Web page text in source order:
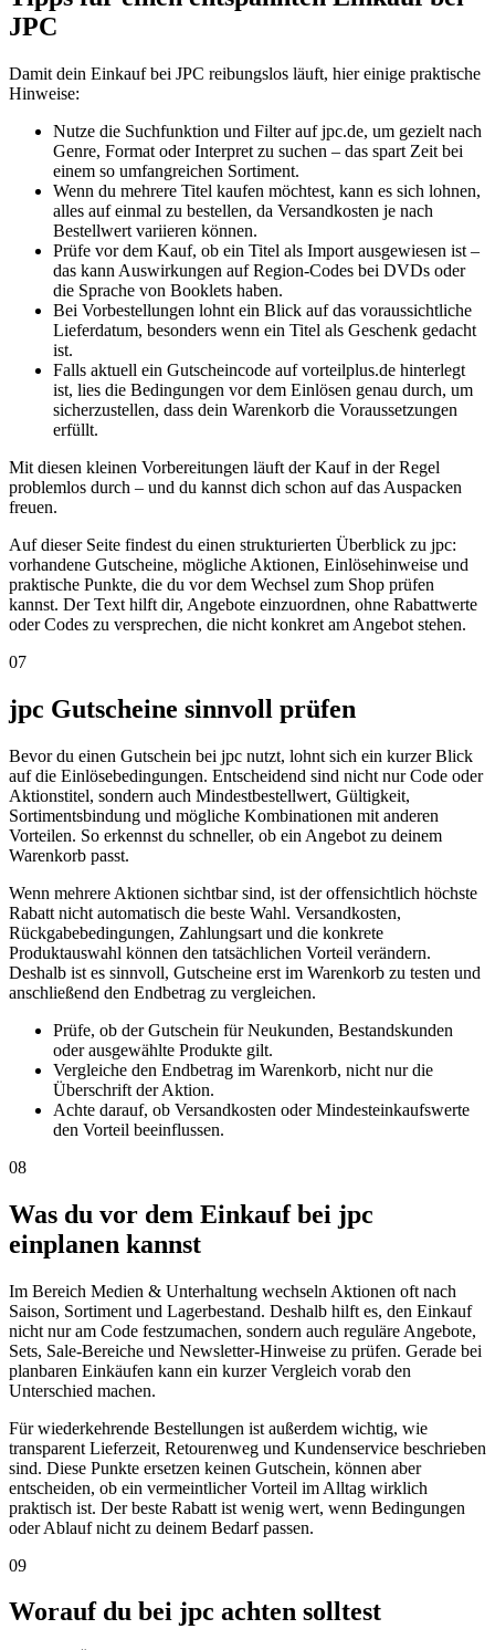
JPC
Damit dein Einkauf bei JPC reibungslos läuft, hier einige praktische
Hinweise:
Nutze die Suchfunktion und Filter auf jpc.de, um gezielt nach
Genre, Format oder Interpret zu suchen – das spart Zeit bei
einem so umfangreichen Sortiment.
Wenn du mehrere Titel kaufen möchtest, kann es sich lohnen,
alles auf einmal zu bestellen, da Versandkosten je nach
Bestellwert variieren können.
Prüfe vor dem Kauf, ob ein Titel als Import ausgewiesen ist –
das kann Auswirkungen auf Region-Codes bei DVDs oder
die Sprache von Booklets haben.
Bei Vorbestellungen lohnt ein Blick auf das voraussichtliche
Lieferdatum, besonders wenn ein Titel als Geschenk gedacht
ist.
Falls aktuell ein Gutscheincode auf vorteilplus.de hinterlegt
ist, lies die Bedingungen vor dem Einlösen genau durch, um
sicherzustellen, dass dein Warenkorb die Voraussetzungen
erfüllt.
Mit diesen kleinen Vorbereitungen läuft der Kauf in der Regel
problemlos durch – und du kannst dich schon auf das Auspacken
freuen.
Auf dieser Seite findest du einen strukturierten Überblick zu jpc:
vorhandene Gutscheine, mögliche Aktionen, Einlösehinweise und
praktische Punkte, die du vor dem Wechsel zum Shop prüfen
kannst. Der Text hilft dir, Angebote einzuordnen, ohne Rabattwerte
oder Codes zu versprechen, die nicht konkret am Angebot stehen.
07
jpc Gutscheine sinnvoll prüfen
Bevor du einen Gutschein bei jpc nutzt, lohnt sich ein kurzer Blick
auf die Einlösebedingungen. Entscheidend sind nicht nur Code oder
Aktionstitel, sondern auch Mindestbestellwert, Gültigkeit,
Sortimentsbindung und mögliche Kombinationen mit anderen
Vorteilen. So erkennst du schneller, ob ein Angebot zu deinem
Warenkorb passt.
Wenn mehrere Aktionen sichtbar sind, ist der offensichtlich höchste
Rabatt nicht automatisch die beste Wahl. Versandkosten,
Rückgabebedingungen, Zahlungsart und die konkrete
Produktauswahl können den tatsächlichen Vorteil verändern.
Deshalb ist es sinnvoll, Gutscheine erst im Warenkorb zu testen und
anschließend den Endbetrag zu vergleichen.
Prüfe, ob der Gutschein für Neukunden, Bestandskunden
oder ausgewählte Produkte gilt.
Vergleiche den Endbetrag im Warenkorb, nicht nur die
Überschrift der Aktion.
Achte darauf, ob Versandkosten oder Mindesteinkaufswerte
den Vorteil beeinflussen.
08
Was du vor dem Einkauf bei jpc
einplanen kannst
Im Bereich Medien & Unterhaltung wechseln Aktionen oft nach
Saison, Sortiment und Lagerbestand. Deshalb hilft es, den Einkauf
nicht nur am Code festzumachen, sondern auch reguläre Angebote,
Sets, Sale-Bereiche und Newsletter-Hinweise zu prüfen. Gerade bei
planbaren Einkäufen kann ein kurzer Vergleich vorab den
Unterschied machen.
Für wiederkehrende Bestellungen ist außerdem wichtig, wie
transparent Lieferzeit, Retourenweg und Kundenservice beschrieben
sind. Diese Punkte ersetzen keinen Gutschein, können aber
entscheiden, ob ein vermeintlicher Vorteil im Alltag wirklich
praktisch ist. Der beste Rabatt ist wenig wert, wenn Bedingungen
oder Ablauf nicht zu deinem Bedarf passen.
09
Worauf du bei jpc achten solltest